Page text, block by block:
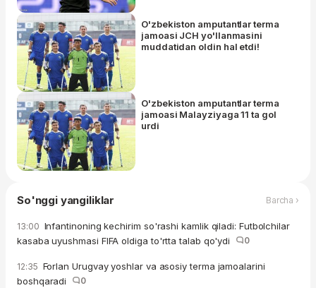
O'zbekiston amputantlar terma
jamoasi JCH yo'llanmasini
muddatidan oldin hal etdi!
O'zbekiston amputantlar terma
jamoasi Malayziyaga 11 ta gol
urdi
So'nggi yangiliklar Barcha ›
13:00 Infantinoning kechirim so'rashi kamlik qiladi: Futbolchilar
kasaba uyushmasi FIFA oldiga to'rtta talab qo'ydi
0
12:35 Forlan Urugvay yoshlar va asosiy terma jamoalarini
boshqaradi
0